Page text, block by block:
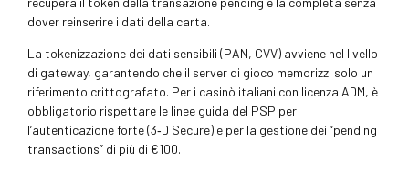
dover reinserire i dati della carta.
La tokenizzazione dei dati sensibili (PAN, CVV) avviene nel livello
di gateway, garantendo che il server di gioco memorizzi solo un
riferimento crittografato. Per i casinò italiani con licenza ADM, è
obbligatorio rispettare le linee guida del PSP per
l’autenticazione forte (3‑D Secure) e per la gestione dei “pending
transactions” di più di €100.